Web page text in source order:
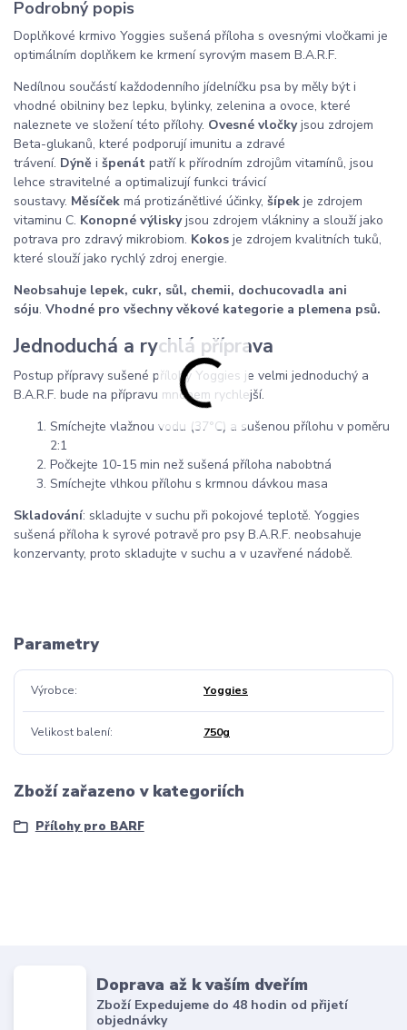
Podrobný popis
Doplňkové krmivo Yoggies sušená příloha s ovesnými vločkami je
optimálním doplňkem ke krmení syrovým masem B.A.R.F.
Nedílnou součástí každodenního jídelníčku psa by měly být i
vhodné obilniny bez lepku, bylinky, zelenina a ovoce, které
naleznete ve složení této přílohy. Ovesné vločkyjsou zdrojem
Beta-glukanů, které podporují imunitu a zdravé
trávení. Dýně i špenát patří k přírodním zdrojům vitamínů, jsou
lehce stravitelné a optimalizují funkci trávicí
soustavy. Měsíček má protizánětlivé účinky, šípek je zdrojem
vitaminu C. Konopné výliskyjsou zdrojem vlákniny a slouží jako
potrava pro zdravý mikrobiom. Kokos je zdrojem kvalitních tuků,
které slouží jako rychlý zdroj energie.
Neobsahuje lepek, cukr, sůl, chemii, dochucovadla ani
sóju. Vhodné pro všechny věkové kategorie a plemena psů.
Jednoduchá a rychlá příprava
Postup přípravy sušené přílohy Yoggies je velmi jednoduchý a
B.A.R.F. bude na přípravu mnohem rychlejší.
Smíchejte vlažnou vodu (37°C) a sušenou přílohu v poměru
2:1
Počkejte 10-15 min než sušená příloha nabobtná
Smíchejte vlhkou přílohu s krmnou dávkou masa
Skladování: skladujte v suchu při pokojové teplotě. Yoggies
sušená příloha k syrové potravě pro psy B.A.R.F. neobsahuje
konzervanty, proto skladujte v suchu a v uzavřené nádobě.
Parametry
Výrobce Yoggies
Velikost balení 750g
Zboží zařazeno v kategoriích
Přílohy pro BARF
Doprava až k vaším dveřím
Zboží Expedujeme do 48 hodin od přijetí
objednávky